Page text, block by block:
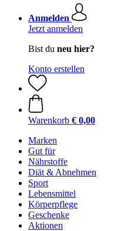
Anmelden
Jetzt anmelden
Bist du neu hier?
Konto erstellen
Warenkorb € 0,00
Marken
Gut für
Nährstoffe
Diät & Abnehmen
Sport
Lebensmittel
Körperpflege
Geschenke
Aktionen